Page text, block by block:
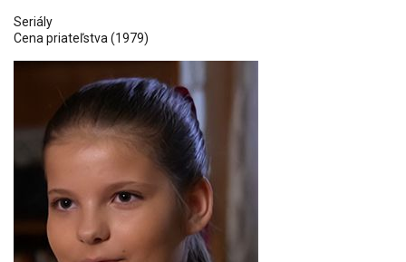
Seriály
Cena priateľstva(1979)